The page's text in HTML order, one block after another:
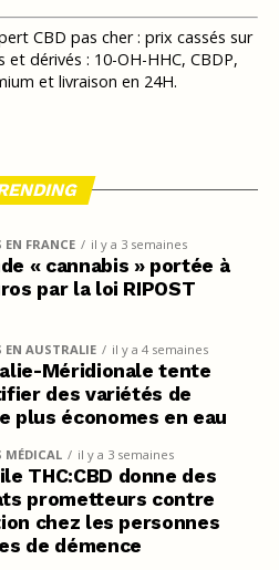
CBD pas cher : prix cassés sur
et dérivés : 10-OH-HHC, CBDP,
et livraison en 24H.
FRANCE il y a 3 semaines
« cannabis » portée à
par la loi RIPOST
EN AUSTRALIE il y a 4 semaines
Méridionale tente
des variétés de
plus économes en eau
MÉDICAL il y a 3 semaines
THC:CBD donne des
prometteurs contre
chez les personnes
de démence